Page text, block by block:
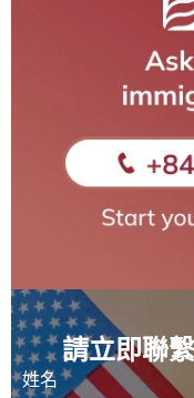
請立即聯
姓名